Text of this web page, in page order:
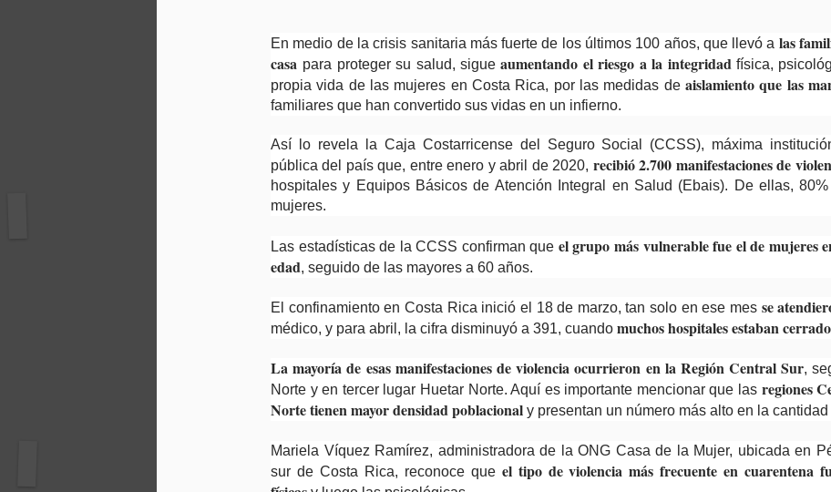
En medio de la crisis sanitaria más fuerte de los últimos 100 años, que llevó a las
casa para proteger su salud, sigueaumentando el riesgo a la integridad física,
propia vida de las mujeres en Costa Rica, por las medidas de aislamiento que las
familiares que han convertido sus vidas en un infierno.
Así lo revela la Caja Costarricense del Seguro Social (CCSS), máxima
pública del país que, entre enero y abril de 2020, recibió 2.700 manifestaciones de
hospitales y Equipos Básicos de Atención Integral en Salud (Ebais). De ellas,
mujeres.
Las estadísticas de la CCSS confirman que el grupo más vulnerable fue el de mujeres
edad, seguido de las mayores a 60 años.
El confinamiento en Costa Rica inició el 18 de marzo, tan solo en ese mes se
médico, y para abril, la cifra disminuyó a 391, cuando muchos hospitales estaban
La mayoría de esas manifestaciones de violencia ocurrieron en la Región Central Sur,
Norte y en tercer lugar Huetar Norte. Aquí es importante mencionar que las regiones
Norte tienen mayor densidad poblacional y presentan un número más alto en la
Mariela Víquez Ramírez, administradora de la ONG Casa de la Mujer, ubicada en
sur de Costa Rica, reconoce que el tipo de violencia más frecuente en cuarentena
Argentina: La